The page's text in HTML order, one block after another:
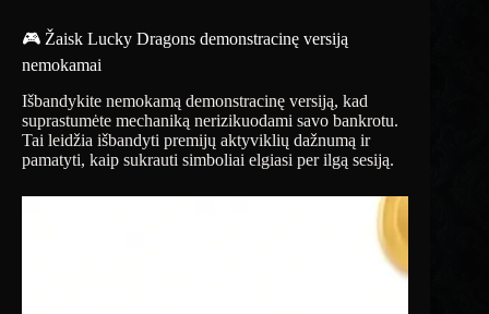
🎮 Žaisk Lucky Dragons demonstracinę versiją
nemokamai
Išbandykite nemokamą demonstracinę versiją, kad
suprastumėte mechaniką nerizikuodami savo bankrotu.
Tai leidžia išbandyti premijų aktyviklių dažnumą ir
pamatyti, kaip sukrauti simboliai elgiasi per ilgą sesiją.